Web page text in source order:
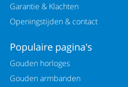
Garantie & Klachten
Openingstijden & contact
Populaire pagina's
Gouden horloges
Gouden armbanden